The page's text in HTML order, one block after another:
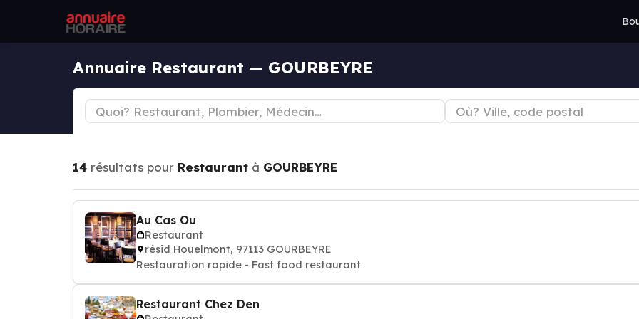
Annuaire Restaurant — GOURBEYRE
14 résultats pour Restaurant à GOURBEYRE
Au Cas Ou
Restaurant
résid Houelmont, 97113 GOURBEYRE
Restauration rapide - Fast food restaurant
Restaurant Chez Den